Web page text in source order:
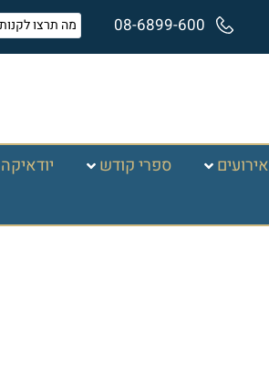
08-6899-600
אירועים ספרי קודש